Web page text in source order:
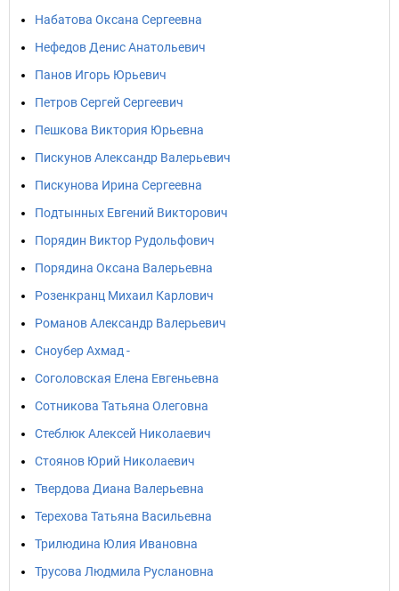
Набатова Оксана Сергеевна
Нефедов Денис Анатольевич
Панов Игорь Юрьевич
Петров Сергей Сергеевич
Пешкова Виктория Юрьевна
Пискунов Александр Валерьевич
Пискунова Ирина Сергеевна
Подтынных Евгений Викторович
Порядин Виктор Рудольфович
Порядина Оксана Валерьевна
Розенкранц Михаил Карлович
Романов Александр Валерьевич
Сноубер Ахмад -
Соголовская Елена Евгеньевна
Сотникова Татьяна Олеговна
Стеблюк Алексей Николаевич
Стоянов Юрий Николаевич
Твердова Диана Валерьевна
Терехова Татьяна Васильевна
Трилюдина Юлия Ивановна
Трусова Людмила Руслановна